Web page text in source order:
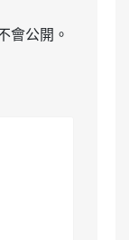
會公開。